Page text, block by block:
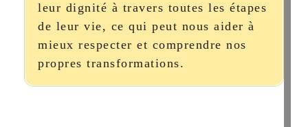
leur dignité à travers toutes les étapes
de leur vie, ce qui peut nous aider à
mieux respecter et comprendre nos
propres transformations.